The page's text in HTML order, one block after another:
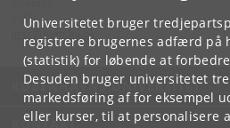
Universitetet bruger
registrere brugernes adfærd på
(statistik) for løbende at
Desuden bruger universitetet
markedsføring af for eksempel
eller kurser, til at personalisere
INSS
KØBENHAVNS UNIVERSITET
KONTAKT